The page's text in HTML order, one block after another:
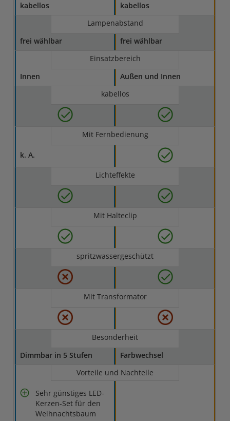
kabellos
kabellos
Lampenabstand
frei wählbar
frei wählbar
Einsatzbereich
Innen
Außen und Innen
kabellos
Mit Fernbedienung
k. A.
Lichteffekte
Mit Halteclip
spritzwassergeschützt
Mit Transformator
Besonderheit
Dimmbar in 5 Stufen
Farbwechsel
Vorteile und Nachteile
Sehr günstiges LED-
Kerzen-Set für den
Weihnachtsbaum